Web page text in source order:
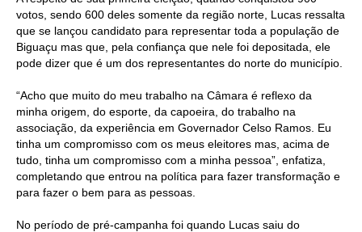
votos, sendo 600 deles somente da região norte, Lucas ressalta
que se lançou candidato para representar toda a população de
Biguaçu mas que, pela confiança que nele foi depositada, ele
pode dizer que é um dos representantes do norte do município.
“Acho que muito do meu trabalho na Câmara é reflexo da
minha origem, do esporte, da capoeira, do trabalho na
associação, da experiência em Governador Celso Ramos. Eu
tinha um compromisso com os meus eleitores mas, acima de
tudo, tinha um compromisso com a minha pessoa”, enfatiza,
completando que entrou na política para fazer transformação e
para fazer o bem para as pessoas.
No período de pré-campanha foi quando Lucas saiu do